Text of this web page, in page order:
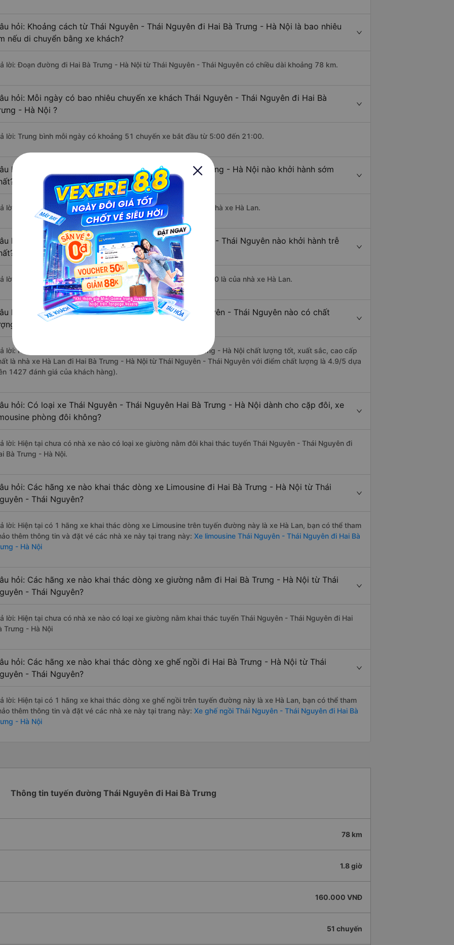
hỏi: Khoảng cách từ Thái Nguyên - Thái Nguyên đi Hai Bà Trưng - Hà Nội là bao nhiêu
nếu di chuyển bằng xe khách?
lời: Đoạn đường đi Hai Bà Trưng - Hà Nội từ Thái Nguyên - Thái Nguyên có chiều dài khoảng 78 km.
hỏi: Mỗi ngày có bao nhiêu chuyến xe khách Thái Nguyên - Thái Nguyên đi Hai Bà
- Hà Nội ?
lời: Trung bình mỗi ngày có khoảng 51 chuyến xe bắt đầu từ 5:00 đến 21:00.
hỏi: Nhà xe đi Thái Nguyên - Thái Nguyên Hai Bà Trưng - Hà Nội nào khởi hành sớm
lời: Chuyến xe có giờ xuất phát sớm nhất vào lúc 5:00 là của nhà xe Hà Lan.
hỏi: Nhà xe đi Hai Bà Trưng - Hà Nội từ Thái Nguyên - Thái Nguyên nào khởi hành trễ
lời: Chuyến xe có giờ xuất phát trễ (muộn) nhất là vào lúc 21:00 là của nhà xe Hà Lan.
hỏi: Review xe đi Hai Bà Trưng - Hà Nội từ Thái Nguyên - Thái Nguyên nào có chất
tốt, xuất sắc, cao cấp nhất?
lời: Những hãng xe đi Thái Nguyên - Thái Nguyên Hai Bà Trưng - Hà Nội chất lượng tốt, xuất sắc, cao cấp
là nhà xe Hà Lan đi Hai Bà Trưng - Hà Nội từ Thái Nguyên - Thái Nguyên với điểm chất lượng là 4.9/5 dựa
1427 đánh giá của khách hàng).
hỏi: Có loại xe Thái Nguyên - Thái Nguyên Hai Bà Trưng - Hà Nội dành cho cặp đôi, xe
phòng đôi không?
lời: Hiện tại chưa có nhà xe nào có loại xe giường nằm đôi khai thác tuyến Thái Nguyên - Thái Nguyên đi
Bà Trưng - Hà Nội.
hỏi: Các hãng xe nào khai thác dòng xe Limousine đi Hai Bà Trưng - Hà Nội từ Thái
- Thái Nguyên?
lời: Hiện tại có 1 hãng xe khai thác dòng xe Limousine trên tuyến đường này là xe Hà Lan, bạn có thể tham
thêm thông tin và đặt vé các nhà xe này tại trang này: Xe limousine Thái Nguyên - Thái Nguyên đi Hai Bà
- Hà Nội
hỏi: Các hãng xe nào khai thác dòng xe giường nằm đi Hai Bà Trưng - Hà Nội từ Thái
- Thái Nguyên?
lời: Hiện tại chưa có nhà xe nào có loại xe giường nằm khai thác tuyến Thái Nguyên - Thái Nguyên đi Hai
Trưng - Hà Nội
hỏi: Các hãng xe nào khai thác dòng xe ghế ngồi đi Hai Bà Trưng - Hà Nội từ Thái
- Thái Nguyên?
lời: Hiện tại có 1 hãng xe khai thác dòng xe ghế ngồi trên tuyến đường này là xe Hà Lan, bạn có thể tham
thêm thông tin và đặt vé các nhà xe này tại trang này: Xe ghế ngồi Thái Nguyên - Thái Nguyên đi Hai Bà
- Hà Nội
Thông tin tuyến đường Thái Nguyên đi Hai Bà Trưng
78 km
1.8 giờ
160.000 VNĐ
51 chuyến